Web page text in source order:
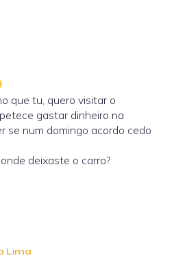
que tu, quero visitar o
gastar dinheiro na
se num domingo acordo cedo
deixaste o carro?
Lima